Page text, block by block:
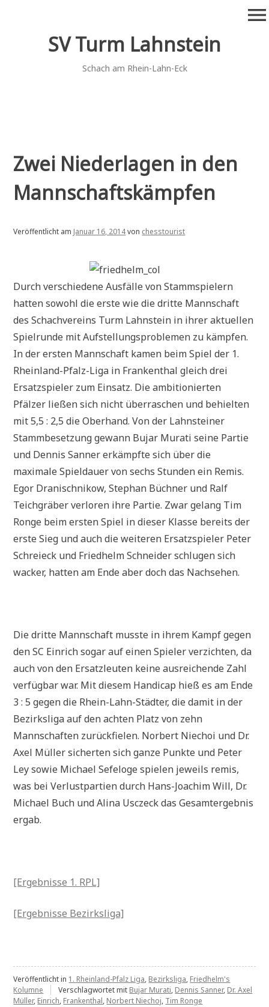
SV Turm Lahnstein
Schach am Rhein-Lahn-Eck
menu
Zwei Niederlagen in den
Mannschaftskämpfen
Veröffentlicht am Januar 16, 2014von chesstourist
Durch verschiedene Ausfälle von Stammspielern
hatten sowohl die erste wie die dritte Mannschaft
des Schachvereins Turm Lahnstein in ihrer aktuellen
Spielrunde mit Aufstellungsproblemen zu kämpfen.
In der ersten Mannschaft kamen beim Spiel der 1.
Rheinland-Pfalz-Liga in Frankenthal gleich drei
Ersatzspieler zum Einsatz. Die ambitionierten
Pfälzer ließen sich nicht überraschen und behielten
mit 5,5 : 2,5 die Oberhand. Von der Lahnsteiner
Stammbesetzung gewann Bujar Murati seine Partie
und Dennis Sanner erkämpfte sich über die
maximale Spieldauer von sechs Stunden ein Remis.
Egor Dranischnikow, Stephan Büchner und Ralf
Teichgräber verloren ihre Partie. Zwar gelang Tim
Ronge beim ersten Spiel in dieser Klasse bereits der
erste Sieg und auch die weiteren Ersatzspieler Peter
Schreieck und Friedhelm Schneider schlugen sich
wacker, hatten am Ende aber doch das Nachsehen.
Die dritte Mannschaft musste in ihrem Kampf gegen
den SC Einrich sogar auf einen Spieler verzichten, da
auch von den Ersatzleuten keine ausreichende Zahl
verfügbar war. Mit diesem Handicap hieß es am Ende
3 : 5 gegen die Rhein-Lahn-Städter, die damit in der
Bezirksliga auf den achten Platz von zehn
Mannschaften zurückfielen. Norbert Niechoi und Dr.
Axel Müller sicherten sich ganze Punkte und Peter
Ley sowie Michael Sefeloge spielen jeweils remis,
was bei Verlustpartien durch Hans-Joachim Will, Dr.
Michael Buch und Alina Usczeck das Gesamtergebnis
ergab.
[Ergebnisse 1. RPL]
[Ergebnisse Bezirksliga]
Veröffentlicht in 1. Rheinland-Pfalz Liga, Bezirksliga, Friedhelm's
Kolumne
Verschlagwortet mit Bujar Murati, Dennis Sanner, Dr. Axel
Müller, Einrich, Frankenthal, Norbert Niechoj, Tim Ronge